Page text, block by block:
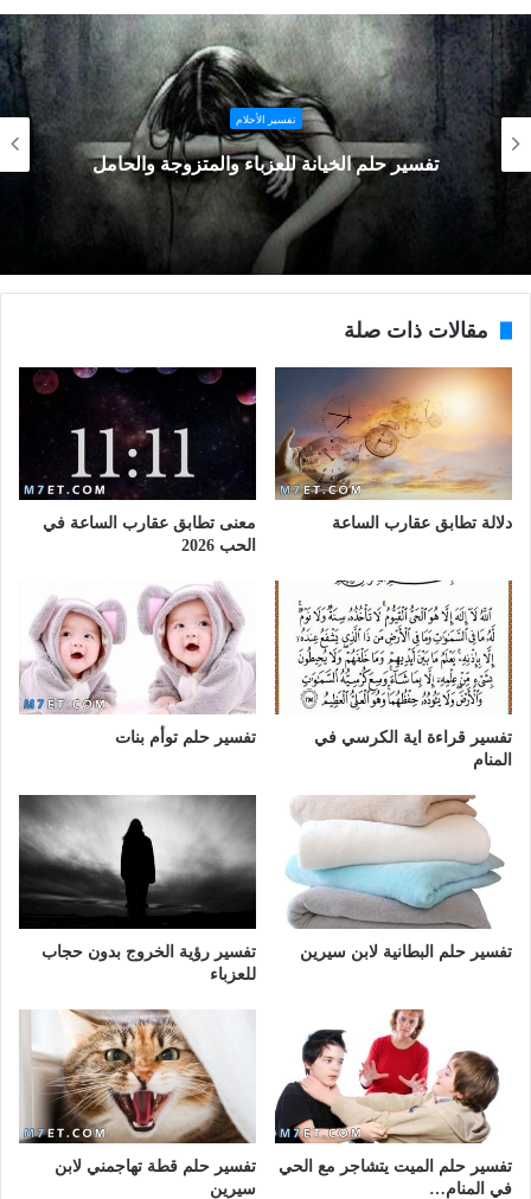
تفسير الأحلام
تفسير حلم الخيانة للعزباء والمتزوجة والحامل
مقالات ذات صلة
دلالة تطابق عقارب الساعة
معنى تطابق عقارب الساعة في
الحب 2026
تفسير قراءة اية الكرسي في
المنام
تفسير حلم توأم بنات
تفسير حلم البطانية لابن سيرين
تفسير رؤية الخروج بدون حجاب
للعزباء
تفسير حلم الميت يتشاجر مع الحي
في المنام…
تفسير حلم قطة تهاجمني لابن
سيرين